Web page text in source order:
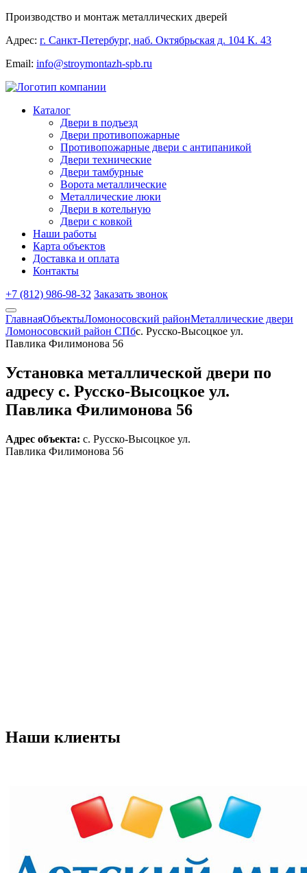
Производство и монтаж металлических дверей
Адрес: г. Санкт-Петербург, наб. Октябрьская д. 104 К. 43
Email: info@stroymontazh-spb.ru
Каталог
Двери в подъезд
Двери противопожарные
Противопожарные двери с антипаникой
Двери технические
Двери тамбурные
Ворота металлические
Металлические люки
Двери в котельную
Двери с ковкой
Наши работы
Карта объектов
Доставка и оплата
Контакты
+7 (812) 986-98-32 Заказать звонок
ГлавнаяОбъектыЛомоносовский районМеталлические двери
Ломоносовский район СПбс. Русско-Высоцкое ул.
Павлика Филимонова 56
Установка металлической двери по
адресу с. Русско-Высоцкое ул.
Павлика Филимонова 56
Адрес объекта: с. Русско-Высоцкое ул.
Павлика Филимонова 56
Наши клиенты